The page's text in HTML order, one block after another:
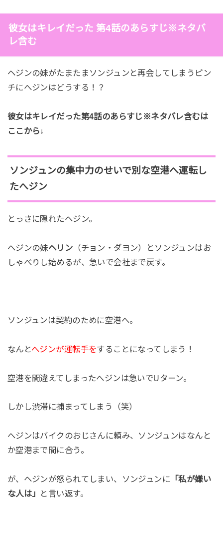
彼女はキレイだった 第4話のあらすじ※ネタバ
レ含む
ヘジンの妹がたまたまソンジュンと再会してしまうピン
チにへジンはどうする！？
彼女はキレイだった第4話のあらすじ※ネタバレ含むは
ここから↓
ソンジュンの集中力のせいで別な空港へ運転し
たへジン
とっさに隠れたヘジン。
へジンの妹ヘリン （チョン・ダヨン）とソンジュンはお
しゃべりし始めるが、急いで会社まで戻す。
ソンジュンは契約のために空港へ。
なんとへジンが運転手をすることになってしまう！
空港を間違えてしまったへジンは急いでUターン。
しかし渋滞に捕まってしまう（笑）
へジンはバイクのおじさんに頼み、ソンジュンはなんと
か空港まで間に合う。
が、ヘジンが怒られてしまい、ソンジュンに 「私が嫌い
な人は」
と言い返す。